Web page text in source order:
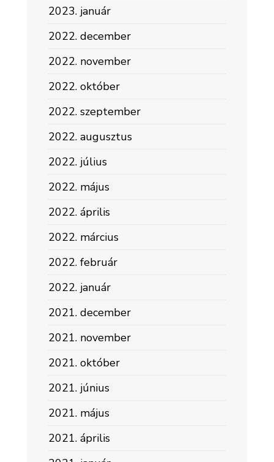
2023. január
2022. december
2022. november
2022. október
2022. szeptember
2022. augusztus
2022. július
2022. május
2022. április
2022. március
2022. február
2022. január
2021. december
2021. november
2021. október
2021. június
2021. május
2021. április